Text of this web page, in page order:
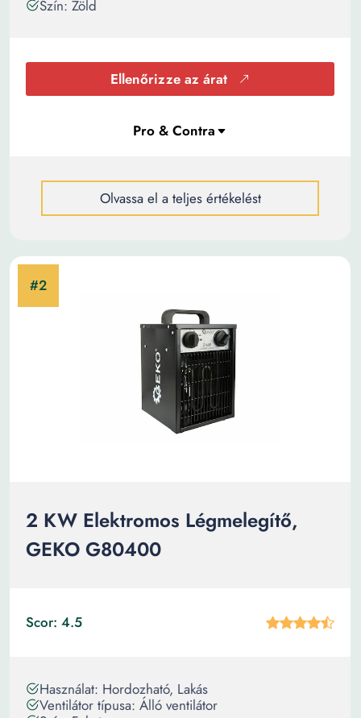
Szín: Zöld
Ellenőrizze az árat
Olvassa el a teljes értékelést
2 KW Elektromos Légmelegítő,
GEKO G80400
Scor: 4.5
Használat: Hordozható, Lakás
Ventilátor típusa: Álló ventilátor